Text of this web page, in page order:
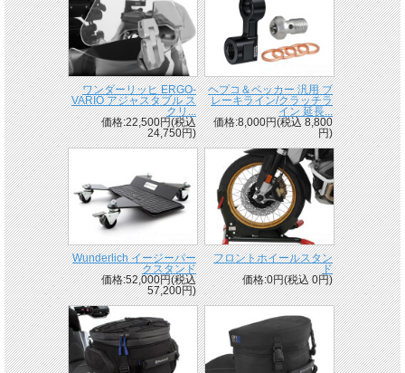
ワンダーリッヒ ERGO-
VARIO アジャスタブル ス
クリ...
価格:22,500円(税込
24,750円)
ヘプコ＆ベッカー 汎用 ブ
レーキライン/クラッチラ
イン 延長...
価格:8,000円(税込 8,800
円)
Wunderlich イージーパー
クスタンド
価格:52,000円(税込
57,200円)
フロントホイールスタン
ド
価格:0円(税込 0円)